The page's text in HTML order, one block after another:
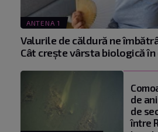
ANTENA 1
Valurile de căldură ne
Cât crește vârsta biologică
de
de
între